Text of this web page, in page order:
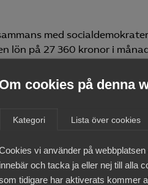
Om cookies på denna
Kategori Lista över cookies
vi använder på
innebär och tacka ja eller nej till alla
tidigare har aktiverats kommer
med
lön på 27 360 kronor i
får resa hem inom
till 34 200 kronor i
tvingas resa hem.
i fortsättningen bara
medan övriga jobb ska
Arbetslösheten är hög i